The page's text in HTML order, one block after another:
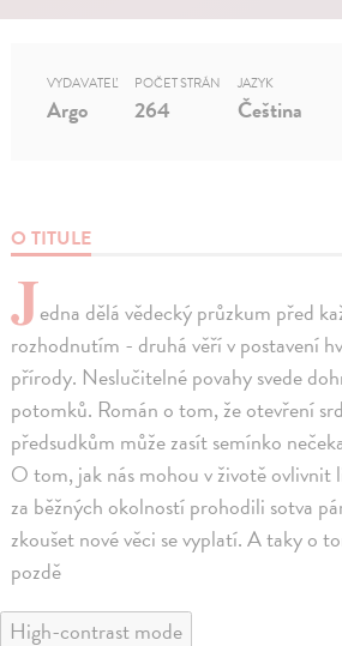
O TITULE
Jedna dělá vědecký průzkum před
rozhodnutím - druhá věří v postavení
přírody. Neslučitelné povahy svede
potomků. Román o tom, že otevření
předsudkům může zasít semínko
O tom, jak nás mohou v životě ovlivnit
za běžných okolností prohodili sotva
zkoušet nové věci se vyplatí. A taky o
pozdě
VYDAVATEĽ
Argo
POČET STRÁN
264
JAZYK
Čeština
High-contrast mode